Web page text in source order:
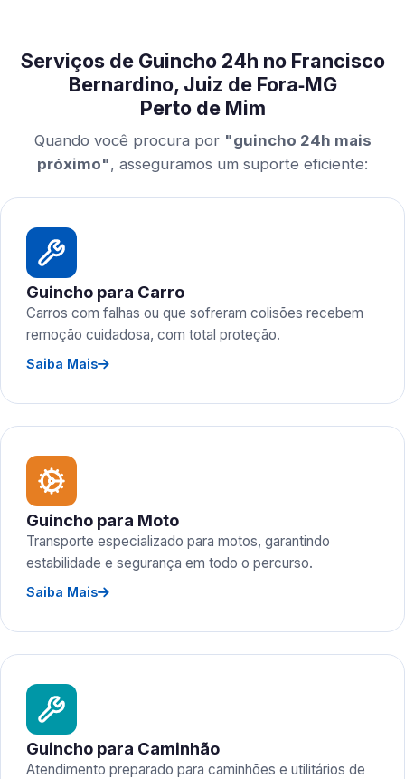
Serviços de Guincho 24h no Francisco
Bernardino, Juiz de Fora‑MG
Perto de Mim
Quando você procura por "guincho 24h mais
próximo", asseguramos um suporte eficiente:
Guincho para Carro
Carros com falhas ou que sofreram colisões recebem
remoção cuidadosa, com total proteção.
Saiba Mais
Guincho para Moto
Transporte especializado para motos, garantindo
estabilidade e segurança em todo o percurso.
Saiba Mais
Guincho para Caminhão
Atendimento preparado para caminhões e utilitários de